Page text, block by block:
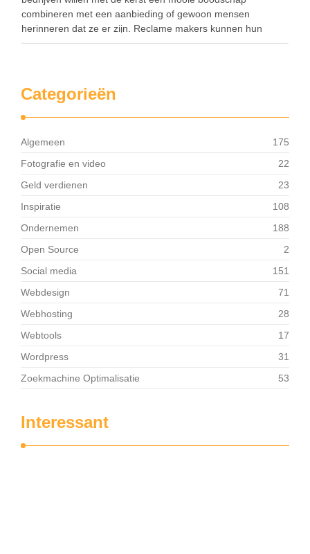
combineren met een aanbieding of gewoon mensen
herinneren dat ze er zijn. Reclame makers kunnen hun
creativiteit ten volle benutten in de vorm van humor, …
Categorieën
Algemeen
175
Fotografie en video
22
Geld verdienen
23
Inspiratie
108
Ondernemen
188
Open Source
2
Social media
151
Webdesign
71
Webhosting
28
Webtools
17
Wordpress
31
Zoekmachine Optimalisatie
53
Interessant